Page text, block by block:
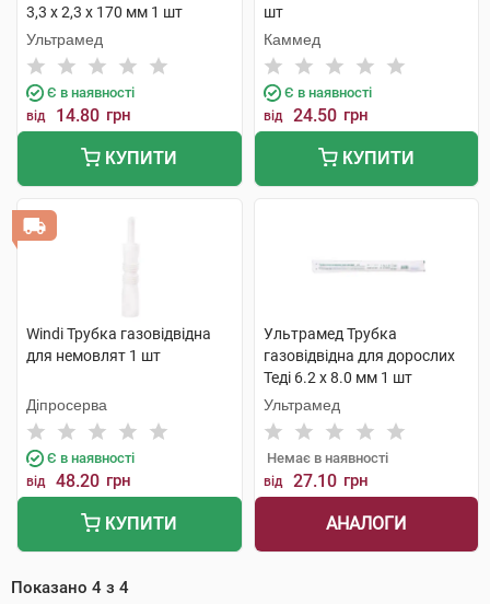
3,3 х 2,3 х 170 мм 1 шт
Ультрамед
Є в наявності
від 14.80 грн
КУПИТИ
шт
Каммед
Є в наявності
від 24.50 грн
КУПИТИ
Windi Трубка газовідвідна
для немовлят 1 шт
Діпросерва
Є в наявності
від 48.20 грн
КУПИТИ
Ультрамед Трубка
газовідвідна для дорослих
Теді 6.2 х 8.0 мм 1 шт
Ультрамед
Немає в наявності
від 27.10 грн
АНАЛОГИ
Показано 4 з 4